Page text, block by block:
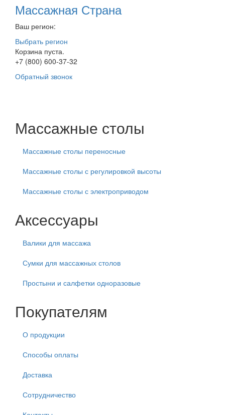
Массажная Страна
Ваш регион:
Выбрать регион
Корзина пуста.
+7 (800) 600-37-32
Обратный звонок
Массажные столы
Массажные столы переносные
Массажные столы с регулировкой высоты
Массажные столы с электроприводом
Аксессуары
Валики для массажа
Сумки для массажных столов
Простыни и салфетки одноразовые
Покупателям
О продукции
Способы оплаты
Доставка
Сотрудничество